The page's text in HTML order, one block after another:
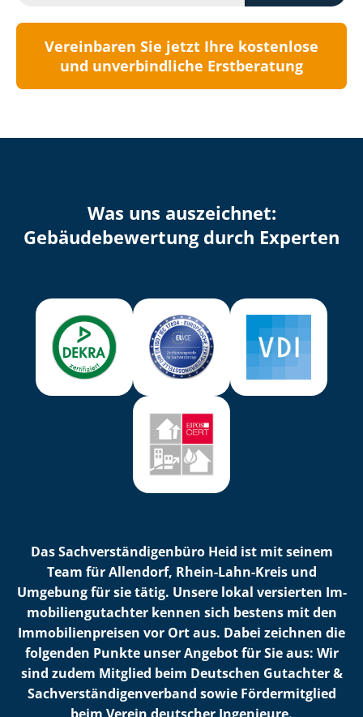
Vereinbaren Sie jetzt Ihre kostenlose
und unverbindliche Erstberatung
Was uns auszeichnet:
Ge­bäu­de­be­wer­tung durch Experten
Das Sach­ver­stän­di­gen­bü­ro Heid ist mit seinem
Team für Allendorf, Rhein-Lahn-Kreis und
Umgebung für sie tätig. Unsere lokal versierten Im­
mo­bi­li­en­gut­ach­ter kennen sich bestens mit den
Im­mo­bi­li­en­prei­sen vor Ort aus. Dabei zeichnen die
folgenden Punkte unser Angebot für Sie aus: Wir
sind zudem Mitglied beim Deutschen Gutachter &
Sach­ver­stän­di­gen­ver­band sowie Fördermitglied